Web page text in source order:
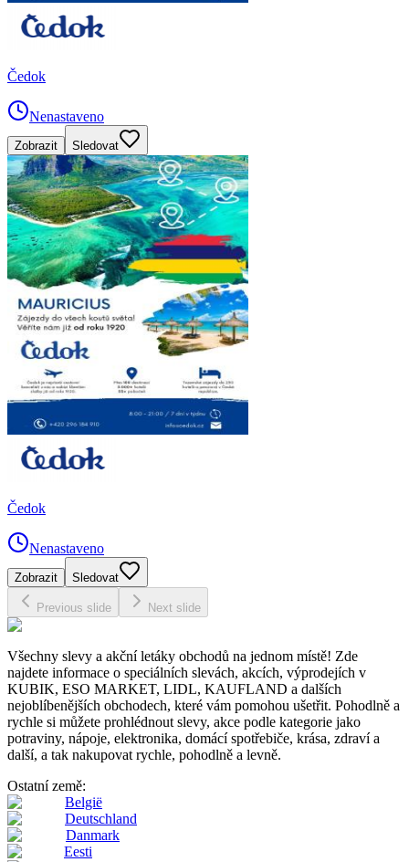
Čedok
Nenastaveno
Zobrazit Sledovat
Čedok
Nenastaveno
Zobrazit Sledovat
Previous slide Next slide
Všechny slevy a akční letáky obchodů na jednom místě! Zde
najdete informace o speciálních slevách, akcích, výprodejích v
KUBIK, ESO MARKET, LIDL, KAUFLAND a dalších
nejoblíbenějších obchodech, které vám pomohou ušetřit. Pohodlně a
rychle si můžete prohlédnout slevy, akce podle kategorie jako
potraviny, nápoje, elektronika, domácí spotřebiče, krása, zdraví a
další, a tak nakupovat rychle, pohodlně a levně.
Ostatní země:
België
Deutschland
Danmark
Eesti